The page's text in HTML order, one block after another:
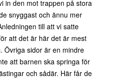
in den mot trappen på stora
snyggast och ännu mer
till att vi satte
att det är här det är mest
Övriga sidor är en mindre
att barnen ska springa för
och sådär. Här får de